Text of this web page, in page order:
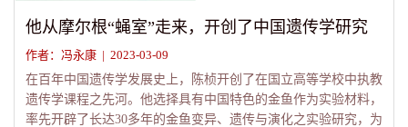
他从摩尔根“蝇室”走来，开创了中国遗传学研究
作者：冯永康 | 2023-03-09
在百年中国遗传学发展史上，陈桢开创了在国立高等学校中执教
遗传学课程之先河。他选择具有中国特色的金鱼作为实验材料，
率先开辟了长达30多年的金鱼变异、遗传与演化之实验研究，为